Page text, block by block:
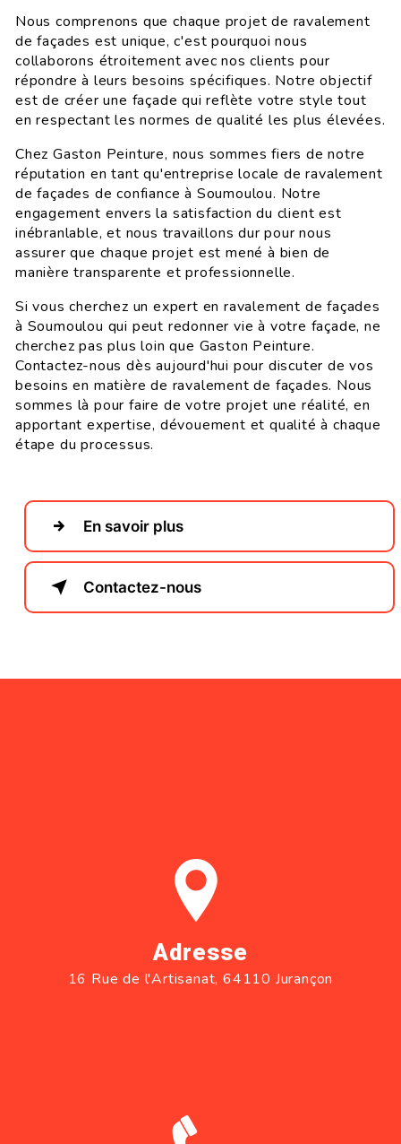
Nous comprenons que chaque projet de ravalement
de façades est unique, c'est pourquoi nous
collaborons étroitement avec nos clients pour
répondre à leurs besoins spécifiques. Notre objectif
est de créer une façade qui reflète votre style tout
en respectant les normes de qualité les plus élevées.
Chez Gaston Peinture, nous sommes fiers de notre
réputation en tant qu'entreprise locale de ravalement
de façades de confiance à Soumoulou. Notre
engagement envers la satisfaction du client est
inébranlable, et nous travaillons dur pour nous
assurer que chaque projet est mené à bien de
manière transparente et professionnelle.
Si vous cherchez un expert en ravalement de façades
à Soumoulou qui peut redonner vie à votre façade, ne
cherchez pas plus loin que Gaston Peinture.
Contactez-nous dès aujourd'hui pour discuter de vos
besoins en matière de ravalement de façades. Nous
sommes là pour faire de votre projet une réalité, en
apportant expertise, dévouement et qualité à chaque
étape du processus.
En savoir plus
Contactez-nous
Adresse
16 Rue de l'Artisanat, 64110 Jurançon